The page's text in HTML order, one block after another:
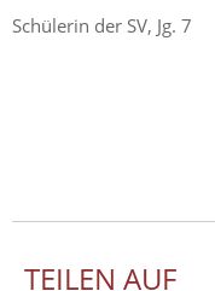
Schülerin der SV, Jg. 7
TEILEN AUF